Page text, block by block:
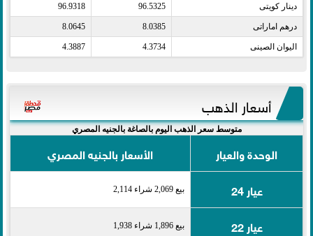
دينار كويتى​ 96.5325
96.9318
درهم اماراتى​ 8.0385
8.0645
اليوان الصينى​ 4.3734
4.3887
أسعار الذهب
متوسط سعر الذهب اليوم بالصاغة بالجنيه المصري
الوحدة والعيار
الأسعار بالجنيه المصري
عيار 24
بيع 2,069 شراء 2,114
عيار 22 بيع 1,896 شراء 1,938